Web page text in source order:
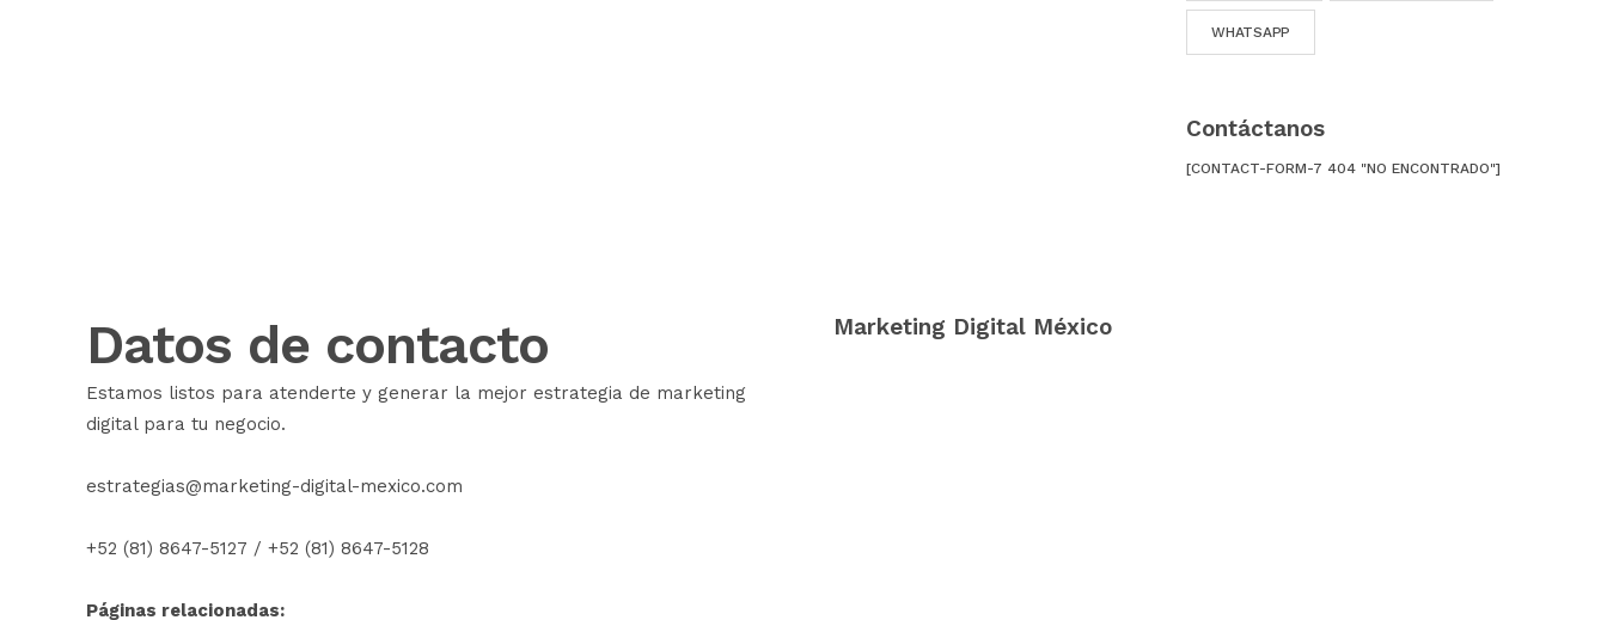
WHATSAPP
Contáctanos
[CONTACT-FORM-7 404 "NO ENCONTRADO"]
Datos de contacto
Estamos listos para atenderte y generar la mejor estrategia de marketing
digital para tu negocio.
estrategias@marketing-digital-mexico.com
+52 (81) 8647-5127 / +52 (81) 8647-5128
Páginas relacionadas:
Marketing Digital México